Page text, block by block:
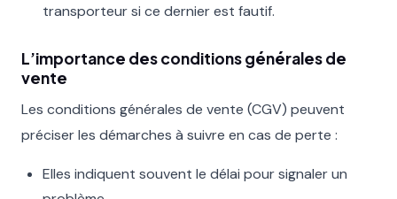
transporteur si ce dernier est fautif.
L’importance des conditions générales de
vente
Les conditions générales de vente (CGV) peuvent
préciser les démarches à suivre en cas de perte :
Elles indiquent souvent le délai pour signaler un